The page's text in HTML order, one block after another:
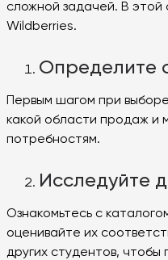
сложной задачей. В
Wildberries.
Определите
Первым шагом при
какой области продаж и
потребностям.
Исследуйте
Ознакомьтесь с
оценивайте их
других студентов, чтобы